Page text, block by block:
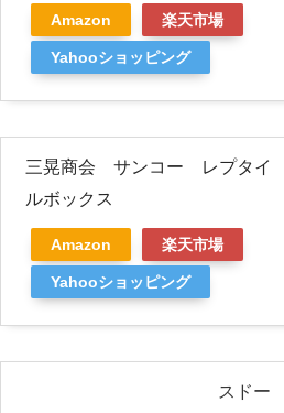
Amazon 楽天市場
Yahooショッピング
三晃商会 サンコー レプタイ
ルボックス
Amazon 楽天市場
Yahooショッピング
スドー